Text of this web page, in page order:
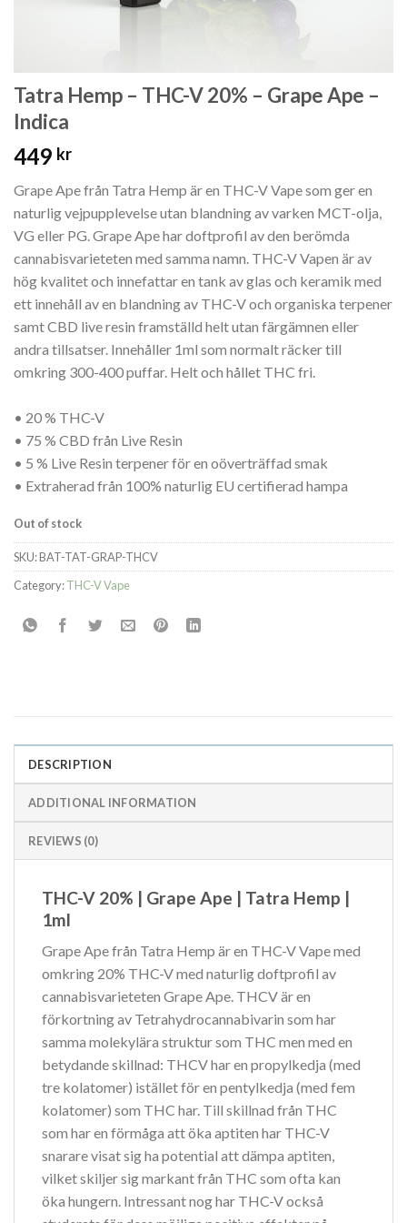
Tatra Hemp – THC-V 20% – Grape Ape –
Indica
449 kr
Grape Ape från Tatra Hemp är en THC-V Vape som ger en
naturlig vejpupplevelse utan blandning av varken MCT-olja,
VG eller PG. Grape Ape har doftprofil av den berömda
cannabisvarieteten med samma namn. THC-V Vapen är av
hög kvalitet och innefattar en tank av glas och keramik med
ett innehåll av en blandning av THC-V och organiska terpener
samt CBD live resin framställd helt utan färgämnen eller
andra tillsatser. Innehåller 1ml som normalt räcker till
omkring 300-400 puffar. Helt och hållet THC fri.
• 20 % THC-V
• 75 % CBD från Live Resin
• 5 % Live Resin terpener för en oöverträffad smak
• Extraherad från 100% naturlig EU certifierad hampa
Out of stock
SKU:BAT-TAT-GRAP-THCV
Category:THC-V Vape
DESCRIPTION
ADDITIONAL INFORMATION
REVIEWS (0)
THC-V 20% | Grape Ape | Tatra Hemp |
1ml
Grape Ape från Tatra Hemp är en THC-V Vape med
omkring 20% THC-V med naturlig doftprofil av
cannabisvarieteten Grape Ape. THCV är en
förkortning av Tetrahydrocannabivarin som har
samma molekylära struktur som THC men med en
betydande skillnad: THCV har en propylkedja (med
tre kolatomer) istället för en pentylkedja (med fem
kolatomer) som THC har. Till skillnad från THC
som har en förmåga att öka aptiten har THC-V
snarare visat sig ha potential att dämpa aptiten,
vilket skiljer sig markant från THC som ofta kan
öka hungern. Intressant nog har THC-V också